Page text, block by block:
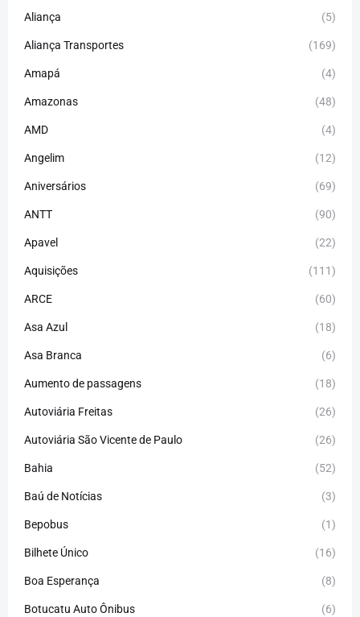
Aliança (5)
Aliança Transportes (169)
Amapá (4)
Amazonas (48)
AMD (4)
Angelim (12)
Aniversários (69)
ANTT (90)
Apavel (22)
Aquisições (111)
ARCE (60)
Asa Azul (18)
Asa Branca (6)
Aumento de passagens (18)
Autoviária Freitas (26)
Autoviária São Vicente de Paulo (26)
Bahia (52)
Baú de Notícias (3)
Bepobus (1)
Bilhete Único (16)
Boa Esperança (8)
Botucatu Auto Ônibus (6)